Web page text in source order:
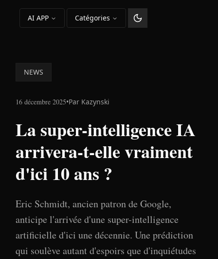
AI APP Catégories
Changer le thème
NEWS
16 décembre 2025•Par Kazynski
La super-intelligence IA
arrivera-t-elle vraiment
d'ici 10 ans ?
Eric Schmidt, ancien patron de Google,
anticipe l'arrivée d'une super-intelligence
artificielle d'ici une décennie. Une prédiction
qui soulève autant d'espoirs que d'inquiétudes